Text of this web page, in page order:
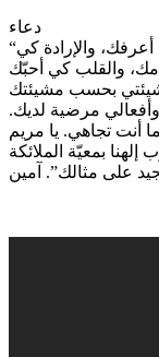
دعاء
“أيّها الآب السماوي، لقد منحتني العقل كي أعرفك، والإرادة كي
بحسب مشيئتك
مرضية لديك.
أنت تجاهي. يا مريم
بمعيّة الملائكة